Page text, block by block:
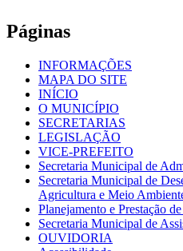
Páginas
INFORMAÇÕES
MAPA DO SITE
INÍCIO
O MUNICÍPIO
SECRETARIAS
LEGISLAÇÃO
VICE-PREFEITO
Secretaria Municipal de
Secretaria Municipal de
Agricultura e Meio
Planejamento e Prestação
Secretaria Municipal de
OUVIDORIA